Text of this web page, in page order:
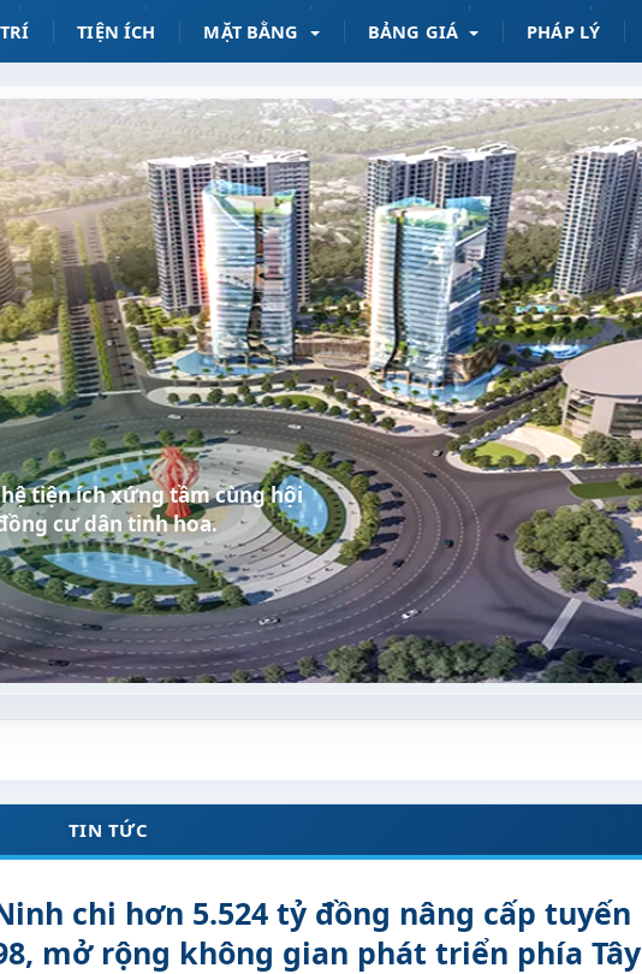
TIỆN ÍCH MẶT BẰNG BẢNG GIÁ PHÁP LÝ
tiện ích xứng tầm cùng hội
cư dân tinh hoa.
TIN TỨC
chi hơn 5.524 tỷ đồng nâng cấp tuyến
mở rộng không gian phát triển phía Tây